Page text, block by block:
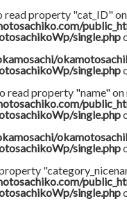
property "cat_ID"
single.php
single.php
read property "name" on
single.php
single.php
single.php